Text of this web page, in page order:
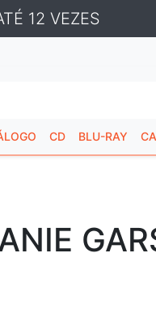
12 VEZES
CD BLU-RAY